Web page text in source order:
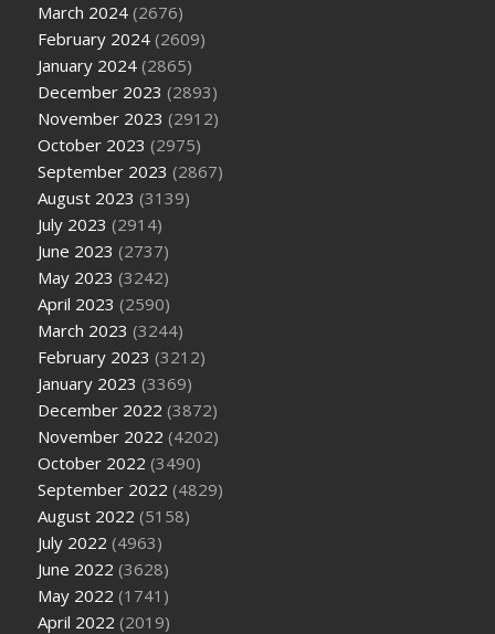
March 2024 (2676)
February 2024 (2609)
January 2024 (2865)
December 2023 (2893)
November 2023 (2912)
October 2023 (2975)
September 2023 (2867)
August 2023 (3139)
July 2023 (2914)
June 2023 (2737)
May 2023 (3242)
April 2023 (2590)
March 2023 (3244)
February 2023 (3212)
January 2023 (3369)
December 2022 (3872)
November 2022 (4202)
October 2022 (3490)
September 2022 (4829)
August 2022 (5158)
July 2022 (4963)
June 2022 (3628)
May 2022 (1741)
April 2022 (2019)